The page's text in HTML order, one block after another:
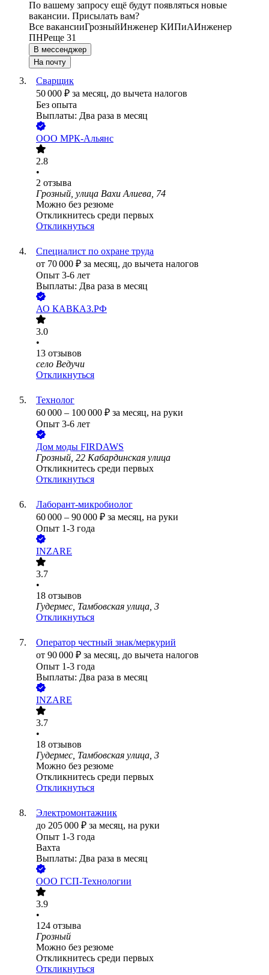
По вашему запросу ещё будут появляться новые
вакансии. Присылать вам?
Все вакансииГрозныйИнженер КИПиАИнженер
ПНРеще 31
В мессенджер
На почту
Сварщик
50 000 ₽ за месяц, до вычета налогов
Без опыта
Выплаты: Два раза в месяц
ООО МРК-Альянс
2.8
•
2 отзыва
Грозный, улица Вахи Алиева, 74
Можно без резюме
Откликнитесь среди первых
Откликнуться
Специалист по охране труда
от 70 000 ₽ за месяц, до вычета налогов
Опыт 3-6 лет
Выплаты: Два раза в месяц
АО КАВКАЗ.РФ
3.0
•
13 отзывов
село Ведучи
Откликнуться
Технолог
60 000 – 100 000 ₽ за месяц, на руки
Опыт 3-6 лет
Дом моды FIRDAWS
Грозный, 22 Кабардинская улица
Откликнитесь среди первых
Откликнуться
Лаборант-микробиолог
60 000 – 90 000 ₽ за месяц, на руки
Опыт 1-3 года
INZARE
3.7
•
18 отзывов
Гудермес, Тамбовская улица, 3
Откликнуться
Оператор честный знак/меркурий
от 90 000 ₽ за месяц, до вычета налогов
Опыт 1-3 года
Выплаты: Два раза в месяц
INZARE
3.7
•
18 отзывов
Гудермес, Тамбовская улица, 3
Можно без резюме
Откликнитесь среди первых
Откликнуться
Электромонтажник
до 205 000 ₽ за месяц, на руки
Опыт 1-3 года
Вахта
Выплаты: Два раза в месяц
ООО ГСП-Технологии
3.9
•
124 отзыва
Грозный
Можно без резюме
Откликнитесь среди первых
Откликнуться